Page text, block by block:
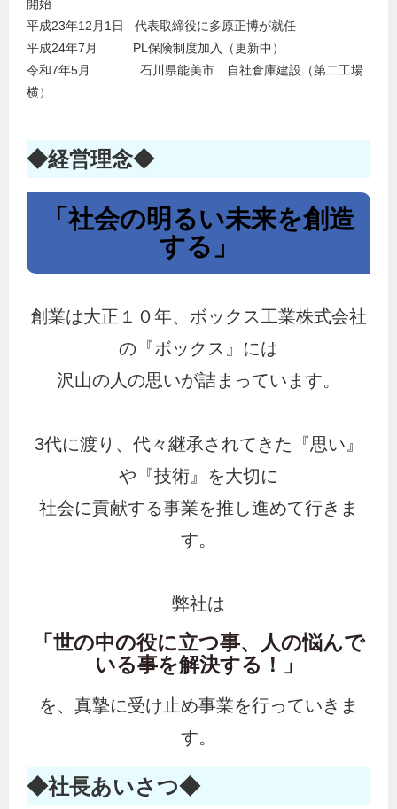
開始
平成23年12月1日 代表取締役に多原正博が就任
平成24年7月 PL保険制度加入（更新中）
令和7年5月 石川県能美市 自社倉庫建設（第二工場
横）
◆経営理念◆
「社会の明るい未来を創造
する」
創業は大正１０年、ボックス工業株式会社
の『ボックス』には
沢山の人の思いが詰まっています。
3代に渡り、代々継承されてきた『思い』
や『技術』を大切に
社会に貢献する事業を推し進めて行きま
す。
弊社は
「世の中の役に立つ事、人の悩んで
いる事を解決する！」
を、真摯に受け止め事業を行っていきま
す。
◆社長あいさつ◆